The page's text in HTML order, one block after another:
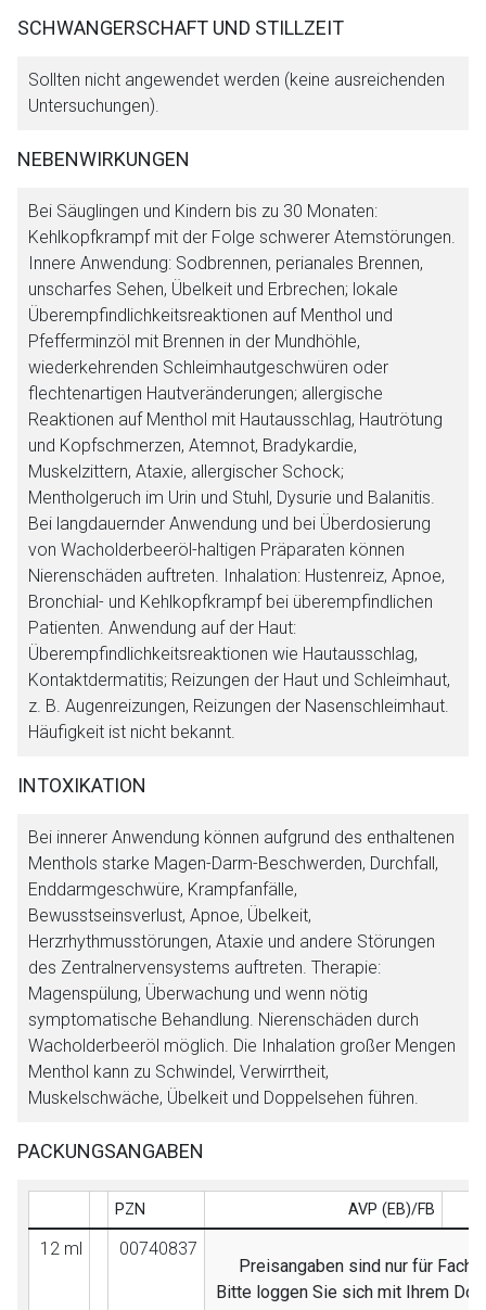
SCHWANGERSCHAFT UND STILLZEIT
Sollten nicht angewendet werden (keine ausreichenden
Untersuchungen).
NEBENWIRKUNGEN
Bei Säuglingen und Kindern bis zu 30 Monaten:
Kehlkopfkrampf mit der Folge schwerer Atemstörungen.
Innere Anwendung: Sodbrennen, perianales Brennen,
unscharfes Sehen, Übelkeit und Erbrechen; lokale
Überempfindlichkeitsreaktionen auf Menthol und
Pfefferminzöl mit Brennen in der Mundhöhle,
wiederkehrenden Schleimhautgeschwüren oder
flechtenartigen Hautveränderungen; allergische
Reaktionen auf Menthol mit Hautausschlag, Hautrötung
und Kopfschmerzen, Atemnot, Bradykardie,
Muskelzittern, Ataxie, allergischer Schock;
Mentholgeruch im Urin und Stuhl, Dysurie und Balanitis.
Bei langdauernder Anwendung und bei Überdosierung
von Wacholderbeeröl-haltigen Präparaten können
Nierenschäden auftreten. Inhalation: Hustenreiz, Apnoe,
Bronchial- und Kehlkopfkrampf bei überempfindlichen
Patienten. Anwendung auf der Haut:
Überempfindlichkeitsreaktionen wie Hautausschlag,
Kontaktdermatitis; Reizungen der Haut und Schleimhaut,
z. B. Augenreizungen, Reizungen der Nasenschleimhaut.
Häufigkeit ist nicht bekannt.
INTOXIKATION
Bei innerer Anwendung können aufgrund des enthaltenen
Menthols starke Magen-Darm-Beschwerden, Durchfall,
Enddarmgeschwüre, Krampfanfälle,
Bewusstseinsverlust, Apnoe, Übelkeit,
Herzrhythmusstörungen, Ataxie und andere Störungen
des Zentralnervensystems auftreten. Therapie:
Magenspülung, Überwachung und wenn nötig
symptomatische Behandlung. Nierenschäden durch
Wacholderbeeröl möglich. Die Inhalation großer Mengen
Menthol kann zu Schwindel, Verwirrtheit,
Muskelschwäche, Übelkeit und Doppelsehen führen.
PACKUNGSANGABEN
PZN AVP (EB)/FB
12 ml
00740837
Preisangaben sind nur für
Bitte loggen Sie sich mit Ihrem